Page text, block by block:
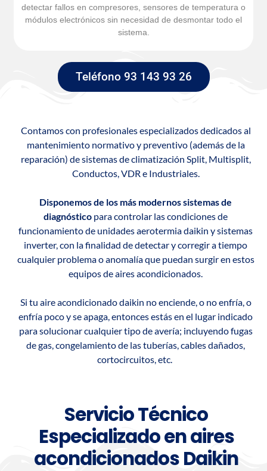
detectar fallos en compresores, sensores de temperatura o
módulos electrónicos sin necesidad de desmontar todo el
sistema.
Teléfono 93 143 93 26
Servicio Técnico
Especializado en aires
acondicionados Daikin
Contamos con profesionales especializados dedicados al
mantenimiento normativo y preventivo (además de la
reparación) de sistemas de climatización Split, Multisplit,
Conductos, VDR e Industriales.
Disponemos de los más modernos sistemas de
diagnóstico para controlar las condiciones de
funcionamiento de unidades aerotermia daikin y sistemas
inverter, con la finalidad de detectar y corregir a tiempo
cualquier problema o anomalía que puedan surgir en estos
equipos de aires acondicionados.
Si tu aire acondicionado daikin no enciende, o no enfría, o
enfría poco y se apaga, entonces estás en el lugar indicado
para solucionar cualquier tipo de avería; incluyendo fugas
de gas, congelamiento de las tuberías, cables dañados,
cortocircuitos, etc.